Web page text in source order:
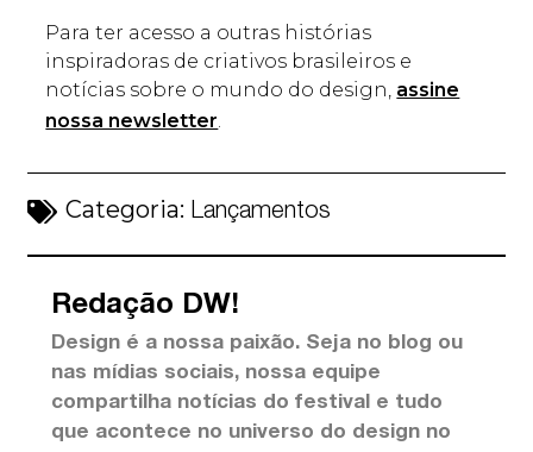
Para ter acesso a outras histórias
inspiradoras de criativos brasileiros e
notícias sobre o mundo do design, assine
nossa newsletter.
Categoria: Lançamentos
Redação DW!
Design é a nossa paixão. Seja no blog ou
nas mídias sociais, nossa equipe
compartilha notícias do festival e tudo
que acontece no universo do design no